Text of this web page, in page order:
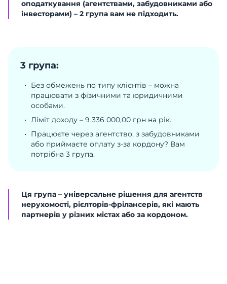
оподаткування (агентствами, забудовниками або
інвесторами) – 2 група вам не підходить.
3 група:
Без обмежень по типу клієнтів – можна
працювати з фізичними та юридичними
особами.
Ліміт доходу – 9 336 000,00 грн на рік.
Працюєте через агентство, з забудовниками
або приймаєте оплату з-за кордону? Вам
потрібна 3 група.
Ця група – універсальне рішення для агентств
нерухомості, рієлторів-фрілансерів, які мають
партнерів у різних містах або за кордоном.